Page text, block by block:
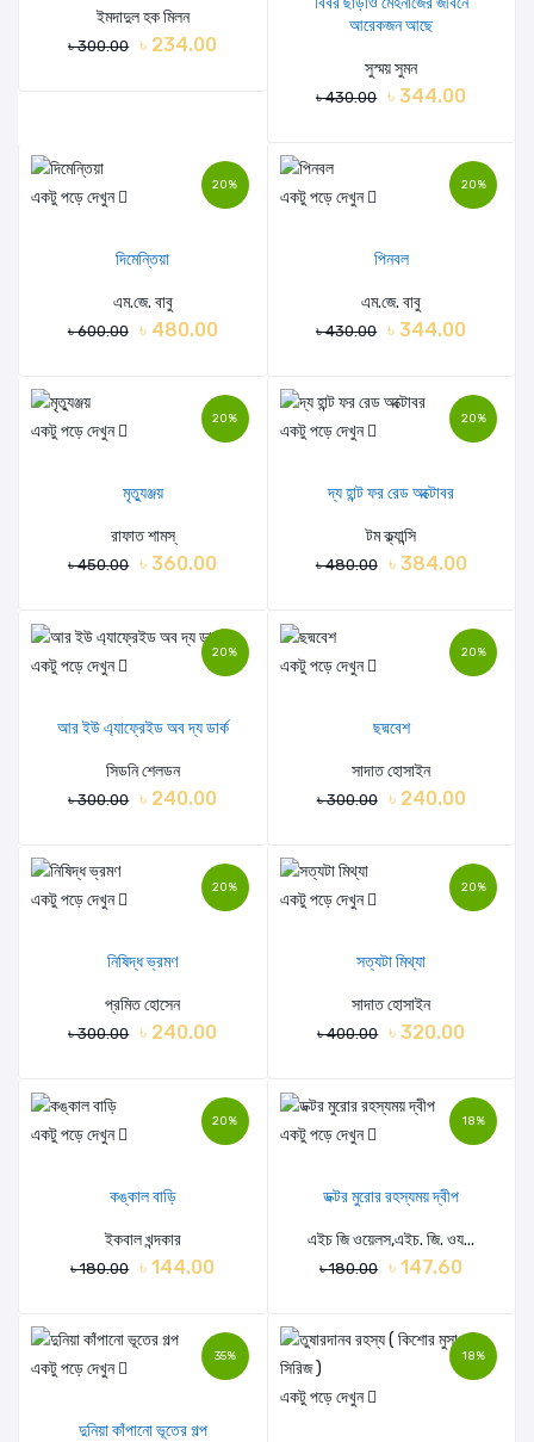
ইমদাদুল হক মিলন
৳ 300.00 ৳ 234.00
আরেকজন আছে
সুস্ময় সুমন
৳ 430.00 ৳ 344.00
20%
একটু পড়ে দেখুন
দিমেন্তিয়া
এম.জে. বাবু
৳ 600.00 ৳ 480.00
20%
একটু পড়ে দেখুন
পিনবল
এম.জে. বাবু
৳ 430.00 ৳ 344.00
20%
একটু পড়ে দেখুন
মৃত্যুঞ্জয়
রাফাত শামস্
৳ 450.00 ৳ 360.00
20%
একটু পড়ে দেখুন
দ্য হান্ট ফর রেড অক্টোবর
টম ক্ল্যান্সি
৳ 480.00 ৳ 384.00
20%
একটু পড়ে দেখুন
আর ইউ এ্যাফ্রেইড অব দ্য ডার্ক
সিডনি শেলডন
৳ 300.00 ৳ 240.00
20%
একটু পড়ে দেখুন
ছদ্মবেশ
সাদাত হোসাইন
৳ 300.00 ৳ 240.00
20%
একটু পড়ে দেখুন
নিষিদ্ধ ভ্রমণ
প্রমিত হোসেন
৳ 300.00 ৳ 240.00
20%
একটু পড়ে দেখুন
সত্যটা মিথ্যা
সাদাত হোসাইন
৳ 400.00 ৳ 320.00
20%
একটু পড়ে দেখুন
কঙ্কাল বাড়ি
ইকবাল খন্দকার
৳ 180.00 ৳ 144.00
18%
একটু পড়ে দেখুন
ডক্টর মুরোর রহস্যময় দ্বীপ
এইচ জি ওয়েলস,এইচ. জি. ওয...
৳ 180.00 ৳ 147.60
35%
একটু পড়ে দেখুন
দুনিয়া কাঁপানো ভূতের গল্প
18%
একটু পড়ে দেখুন